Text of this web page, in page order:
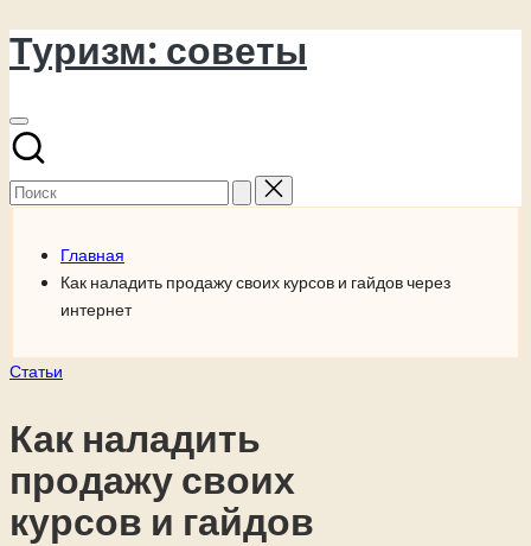
Перейти
к
Туризм: советы
Поиск
для:
Главная
Как наладить продажу своих курсов и гайдов через
интернет
Опубликовано
Статьи
Как наладить
продажу своих
курсов и гайдов